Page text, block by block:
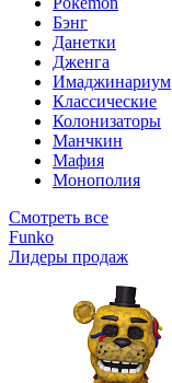
Бэнг
Данетки
Дженга
Имаджинариум
Классические
Колонизаторы
Манчкин
Мафия
Монополия
Смотреть все
Funko
Лидеры продаж